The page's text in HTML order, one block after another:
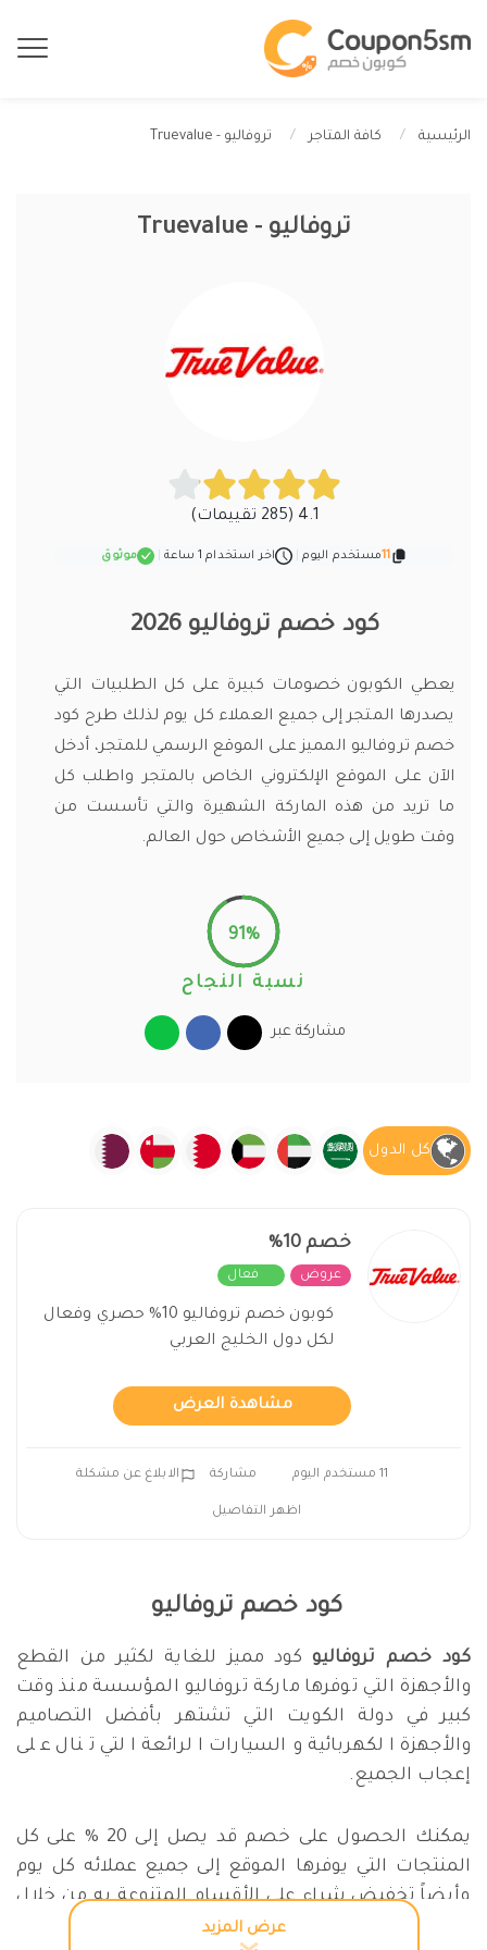
الرئيسية كافة المتاجر تروفاليو - Truevalue
تروفاليو - Truevalue
4.1 (285 تقييمات)
11مستخدم اليوم اخر استخدام 1 ساعة موثوق
كود خصم تروفاليو 2026
يعطي الكوبون خصومات كبيرة على كل الطلبيات التي
يصدرها المتجر إلى جميع العملاء كل يوم لذلك طرح كود
خصم تروفاليو المميز على الموقع الرسمي للمتجر، أدخل
الآن على الموقع الإلكتروني الخاص بالمتجر واطلب كل
ما تريد من هذه الماركة الشهيرة والتي تأسست من
وقت طويل إلى جميع الأشخاص حول العالم.
91%
نسبة النجاح
مشاركة عبر
كل الدول
خصم 10%
عروض فعال
كوبون خصم تروفاليو 10% حصري وفعال
لكل دول الخليج العربي
مشاهدة العرض
11 مستخدم اليوم مشاركة الابلاغ عن مشكلة
اظهر التفاصيل
كود خصم تروفاليو
كود خصم تروفاليوكود مميز للغاية لكثير من القطع
والأجهزة التي توفرها ماركة تروفاليو المؤسسة منذ وقت
كبير في دولة الكويت التي تشتهر بأفضل التصاميم
والأجهزة الكهربائية والسيارات الرائعة التي تنال على
إعجاب الجميع.
يمكنك الحصول على خصم قد يصل إلى 20 % على كل
المنتجات التي يوفرها الموقع إلى جميع عملائه كل يوم
وأيضاً تخفيض شراءعلى الأقسام المتنوعة به من خلال
استخدام
قسيمة شراء تروفاليو.
عرض المزيد